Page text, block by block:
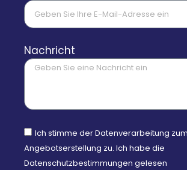
Nachricht
Ich stimme der Datenverarbeitung
Angebotserstellung zu. Ich habe die
Datenschutzbestimmungen gelesen